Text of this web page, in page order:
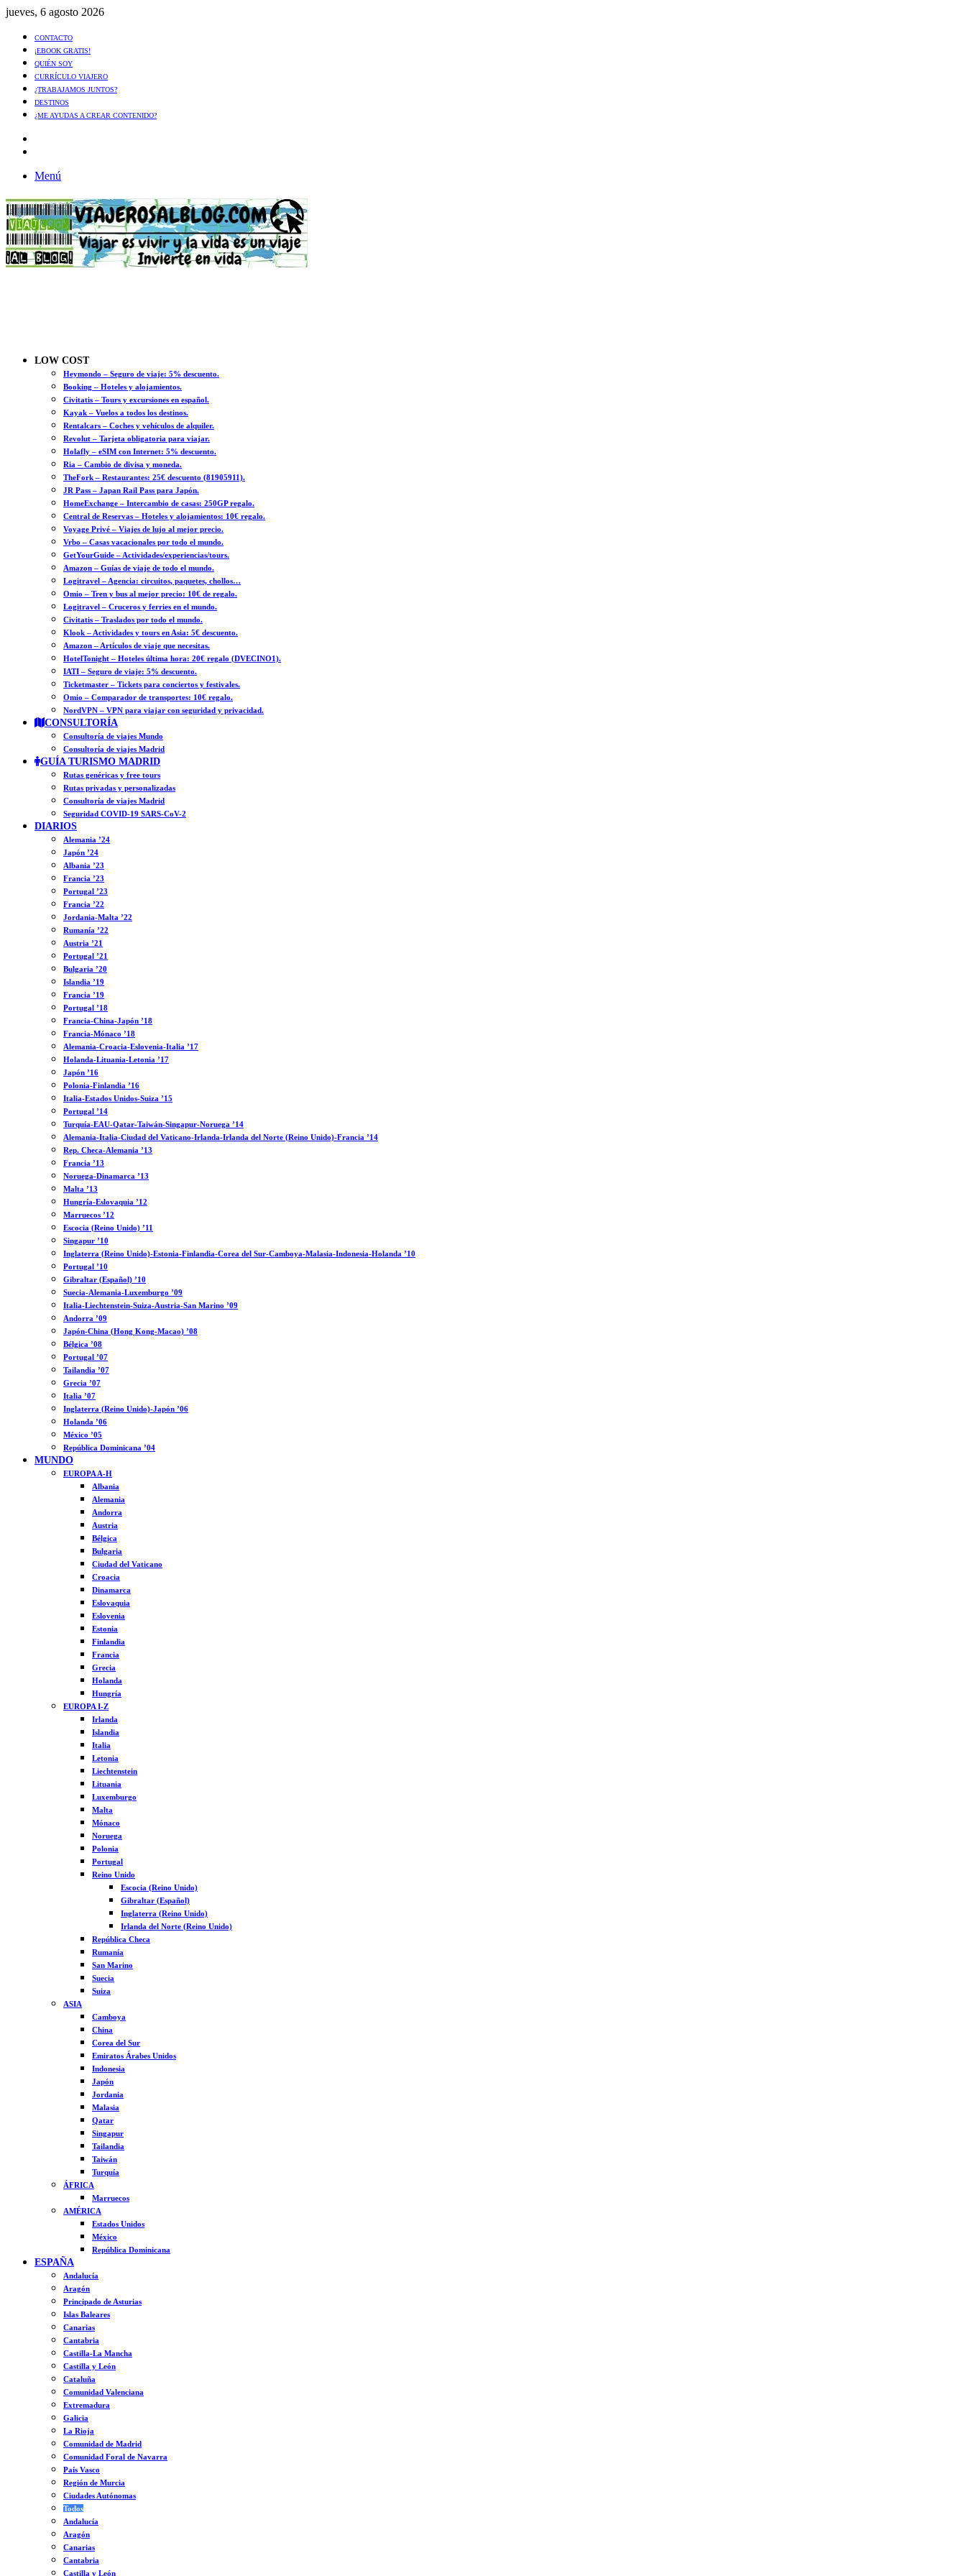
jueves, 6 agosto 2026
CONTACTO
¡EBOOK GRATIS!
QUIÉN SOY
CURRÍCULO VIAJERO
¿TRABAJAMOS JUNTOS?
DESTINOS
¿ME AYUDAS A CREAR CONTENIDO?
Menú
LOW COST
Heymondo – Seguro de viaje: 5% descuento.
Booking – Hoteles y alojamientos.
Civitatis – Tours y excursiones en español.
Kayak – Vuelos a todos los destinos.
Rentalcars – Coches y vehículos de alquiler.
Revolut – Tarjeta obligatoria para viajar.
Holafly – eSIM con Internet: 5% descuento.
Ria – Cambio de divisa y moneda.
TheFork – Restaurantes: 25€ descuento (81905911).
JR Pass – Japan Rail Pass para Japón.
HomeExchange – Intercambio de casas: 250GP regalo.
Central de Reservas – Hoteles y alojamientos: 10€ regalo.
Voyage Privé – Viajes de lujo al mejor precio.
Vrbo – Casas vacacionales por todo el mundo.
GetYourGuide – Actividades/experiencias/tours.
Amazon – Guías de viaje de todo el mundo.
Logitravel – Agencia: circuitos, paquetes, chollos…
Omio – Tren y bus al mejor precio: 10€ de regalo.
Logitravel – Cruceros y ferries en el mundo.
Civitatis – Traslados por todo el mundo.
Klook – Actividades y tours en Asia: 5€ descuento.
Amazon – Artículos de viaje que necesitas.
HotelTonight – Hoteles última hora: 20€ regalo (DVECINO1).
IATI – Seguro de viaje: 5% descuento.
Ticketmaster – Tickets para conciertos y festivales.
Omio – Comparador de transportes: 10€ regalo.
NordVPN – VPN para viajar con seguridad y privacidad.
CONSULTORÍA
Consultoría de viajes Mundo
Consultoría de viajes Madrid
GUÍA TURISMO MADRID
Rutas genéricas y free tours
Rutas privadas y personalizadas
Consultoría de viajes Madrid
Seguridad COVID-19 SARS-CoV-2
DIARIOS
Alemania ’24
Japón ’24
Albania ’23
Francia ’23
Portugal ’23
Francia ’22
Jordania-Malta ’22
Rumanía ’22
Austria ’21
Portugal ’21
Bulgaria ’20
Islandia ’19
Francia ’19
Portugal ’18
Francia-China-Japón ’18
Francia-Mónaco ’18
Alemania-Croacia-Eslovenia-Italia ’17
Holanda-Lituania-Letonia ’17
Japón ’16
Polonia-Finlandia ’16
Italia-Estados Unidos-Suiza ’15
Portugal ’14
Turquía-EAU-Qatar-Taiwán-Singapur-Noruega ’14
Alemania-Italia-Ciudad del Vaticano-Irlanda-Irlanda del Norte (Reino Unido)-Francia ’14
Rep. Checa-Alemania ’13
Francia ’13
Noruega-Dinamarca ’13
Malta ’13
Hungría-Eslovaquia ’12
Marruecos ’12
Escocia (Reino Unido) ’11
Singapur ’10
Inglaterra (Reino Unido)-Estonia-Finlandia-Corea del Sur-Camboya-Malasia-Indonesia-Holanda ’10
Portugal ’10
Gibraltar (Español) ’10
Suecia-Alemania-Luxemburgo ’09
Italia-Liechtenstein-Suiza-Austria-San Marino ’09
Andorra ’09
Japón-China (Hong Kong-Macao) ’08
Bélgica ’08
Portugal ’07
Tailandia ’07
Grecia ’07
Italia ’07
Inglaterra (Reino Unido)-Japón ’06
Holanda ’06
México ’05
República Dominicana ’04
MUNDO
EUROPA A-H
Albania
Alemania
Andorra
Austria
Bélgica
Bulgaria
Ciudad del Vaticano
Croacia
Dinamarca
Eslovaquia
Eslovenia
Estonia
Finlandia
Francia
Grecia
Holanda
Hungría
EUROPA I-Z
Irlanda
Islandia
Italia
Letonia
Liechtenstein
Lituania
Luxemburgo
Malta
Mónaco
Noruega
Polonia
Portugal
Reino Unido
Escocia (Reino Unido)
Gibraltar (Español)
Inglaterra (Reino Unido)
Irlanda del Norte (Reino Unido)
República Checa
Rumanía
San Marino
Suecia
Suiza
ASIA
Camboya
China
Corea del Sur
Emiratos Árabes Unidos
Indonesia
Japón
Jordania
Malasia
Qatar
Singapur
Tailandia
Taiwán
Turquía
ÁFRICA
Marruecos
AMÉRICA
Estados Unidos
México
República Dominicana
ESPAÑA
Andalucía
Aragón
Principado de Asturias
Islas Baleares
Canarias
Cantabria
Castilla-La Mancha
Castilla y León
Cataluña
Comunidad Valenciana
Extremadura
Galicia
La Rioja
Comunidad de Madrid
Comunidad Foral de Navarra
País Vasco
Región de Murcia
Ciudades Autónomas
Todos
Andalucía
Aragón
Canarias
Cantabria
Castilla y León